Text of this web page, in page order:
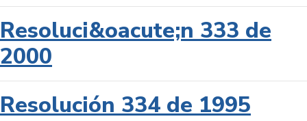
Resoluci&oacute;n 333 de
2000
Resolución 334 de 1995